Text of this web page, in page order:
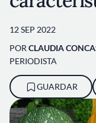
12 SEP 2022
POR CLAUDIA
PERIODISTA
GUARDAR